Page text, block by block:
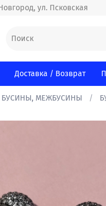
ул. Псковская
Доставка / Возврат
БУСИНЫ, МЕЖБУСИНЫ